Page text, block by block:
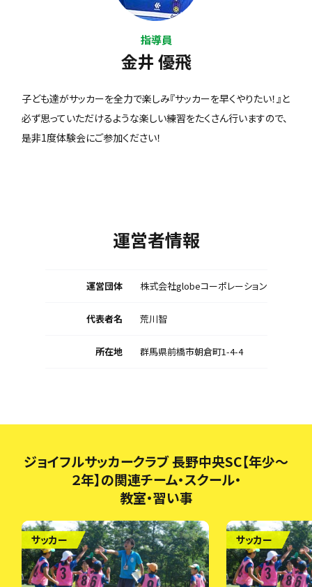
指導員
金井 優飛
子ども達がサッカーを全力で楽しみ『サッカーを早くやりたい！』と
必ず思っていただけるような楽しい練習をたくさん行いますので、
是非1度体験会にご参加ください！
運営者情報
運営団体 株式会社globeコーポレーション
代表者名 荒川智
所在地 群馬県前橋市朝倉町1-4-4
ジョイフルサッカークラブ 長野中央SC【年少～
２年】の関連チーム・スクール・
教室・習い事
サッカー サッカー